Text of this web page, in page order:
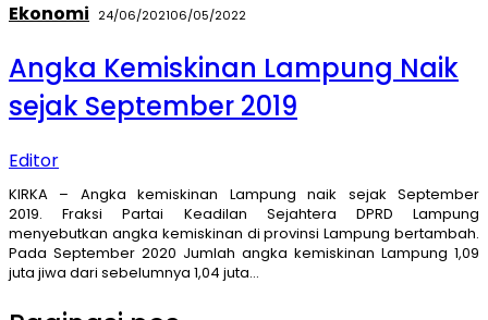
Ekonomi 24/06/202106/05/2022
Angka Kemiskinan Lampung Naik
sejak September 2019
Editor
KIRKA – Angka kemiskinan Lampung naik sejak September
2019. Fraksi Partai Keadilan Sejahtera DPRD Lampung
menyebutkan angka kemiskinan di provinsi Lampung bertambah.
Pada September 2020 Jumlah angka kemiskinan Lampung 1,09
juta jiwa dari sebelumnya 1,04 juta…